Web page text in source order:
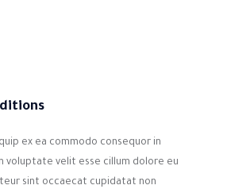
ex ea commodo consequor in
voluptate velit esse cillum dolore eu
sint occaecat cupidatat non